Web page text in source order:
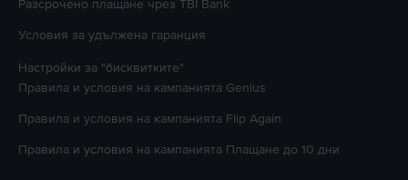
Разсрочено плащане чрез TBI Bank
Условия за удължена гаранция
Настройки за "бисквитките"
Правила и условия на кампанията Genius
Правила и условия на кампанията Flip Again
Правила и условия на кампанията Плащане до 10 дни